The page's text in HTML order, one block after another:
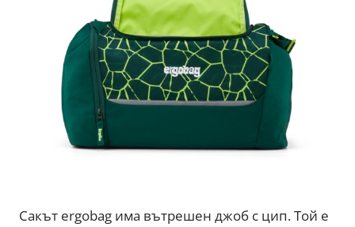
Сакът ergobag има вътрешен джоб с цип. Той е